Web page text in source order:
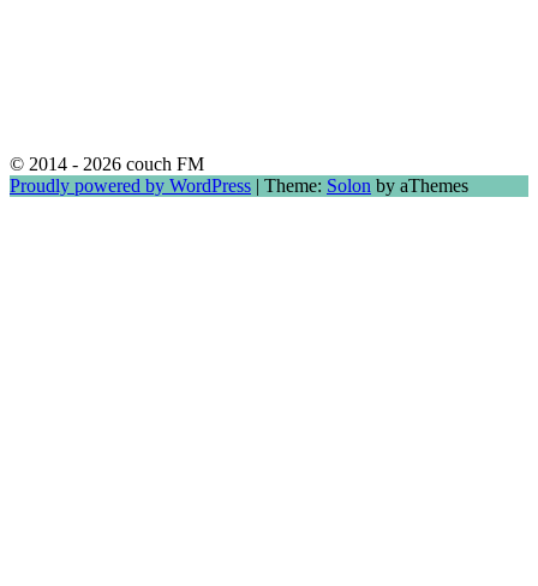
© 2014 - 2026 couch FM
Proudly powered by WordPress | Theme: Solon by aThemes